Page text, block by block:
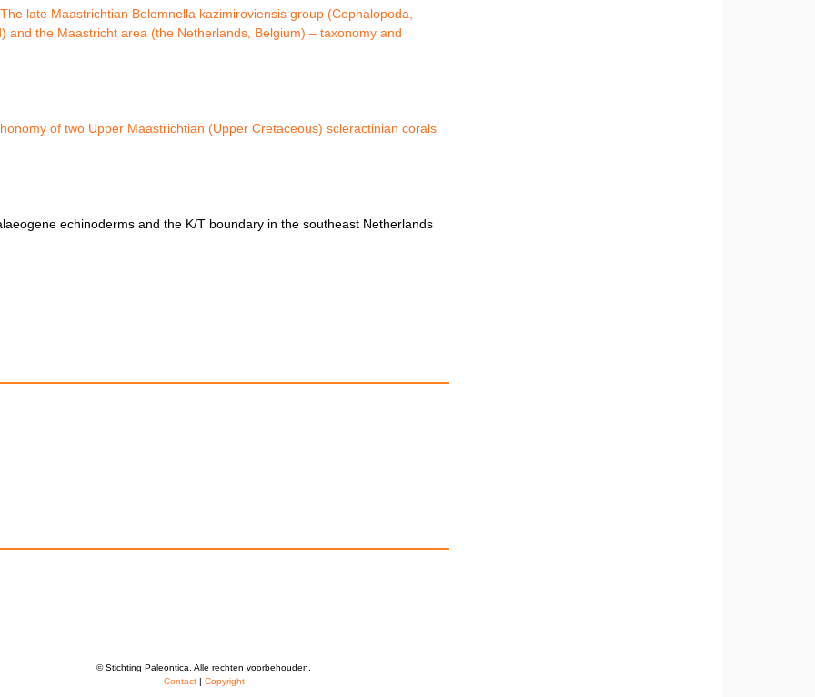
The late Maastrichtian Belemnella kazimiroviensis group (Cephalopoda,
and the Maastricht area (the Netherlands, Belgium) – taxonomy and
of two Upper Maastrichtian (Upper Cretaceous) scleractinian corals
echinoderms and the K/T boundary in the southeast Netherlands
© Stichting Paleontica. Alle rechten voorbehouden.
Contact| Copyright